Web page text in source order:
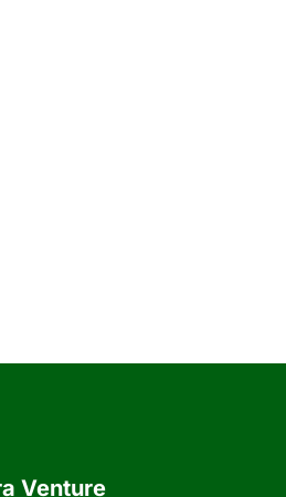
Venture